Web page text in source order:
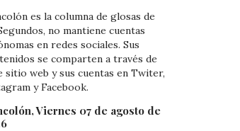
es la columna de glosas de
no mantiene cuentas
en redes sociales. Sus
se comparten a través de
sitio web y sus cuentas en Twiter,
y Facebook.
Viernes 07 de agosto de